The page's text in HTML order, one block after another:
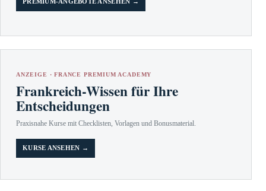
PREMIUM-ANGEBOTE ANSEHEN →
ANZEIGE · FRANCE PREMIUM ACADEMY
Frankreich-Wissen für Ihre
Entscheidungen
Praxisnahe Kurse mit Checklisten, Vorlagen und Bonusmaterial.
KURSE ANSEHEN →